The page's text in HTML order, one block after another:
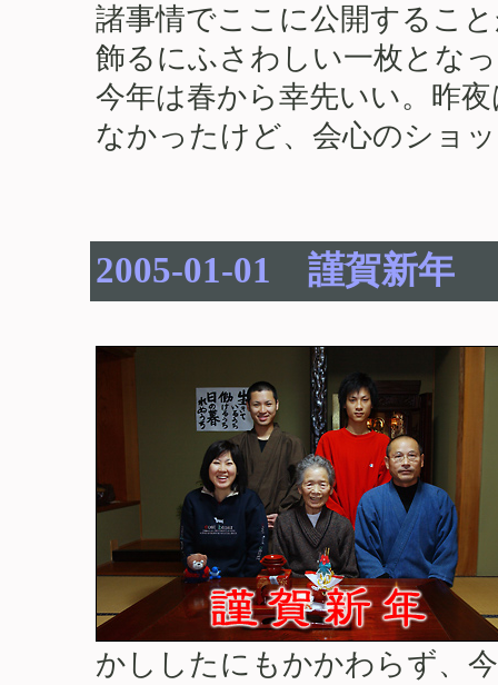
諸事情でここに公開するこ
飾るにふさわしい一枚とな
今年は春から幸先いい。昨
なかったけど、会心のショ
2005-01-01 謹賀新年
かししたにもかかわらず、